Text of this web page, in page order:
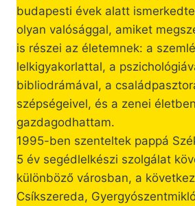
budapesti évek alatt
olyan valósággal, amiket
is részei az életemnek: a
lelkigyakorlattal, a
bibliodrámával, a
szépségeivel, és a zenei
gazdagodhattam.
1995-ben szenteltek pappá
5 év segédlelkészi szolgálat
különböző városban, a
Csíkszereda,